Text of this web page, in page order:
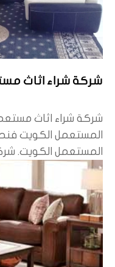
شركة شراء اثاث مستعمل
شركة شراء اثاث
المستعمل الكويت
المستعمل الكويت.